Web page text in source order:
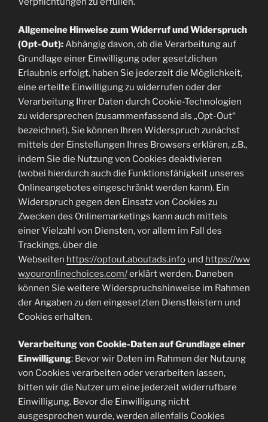
Allgemeine Hinweise zum Widerruf und Widerspruch
(Opt-Out): Abhängig davon, ob die Verarbeitung auf
Grundlage einer Einwilligung oder gesetzlichen
Erlaubnis erfolgt, haben Sie jederzeit die Möglichkeit,
eine erteilte Einwilligung zu widerrufen oder der
Verarbeitung Ihrer Daten durch Cookie-Technologien
zu widersprechen (zusammenfassend als „Opt-Out“
bezeichnet). Sie können Ihren Widerspruch zunächst
mittels der Einstellungen Ihres Browsers erklären, z.B.,
indem Sie die Nutzung von Cookies deaktivieren
(wobei hierdurch auch die Funktionsfähigkeit unseres
Onlineangebotes eingeschränkt werden kann). Ein
Widerspruch gegen den Einsatz von Cookies zu
Zwecken des Onlinemarketings kann auch mittels
einer Vielzahl von Diensten, vor allem im Fall des
Trackings, über die
Webseiten https://optout.aboutads.info und https://ww
w.youronlinechoices.com/erklärt werden. Daneben
können Sie weitere Widerspruchshinweise im Rahmen
der Angaben zu den eingesetzten Dienstleistern und
Cookies erhalten.
Verarbeitung von Cookie-Daten auf Grundlage einer
Einwilligung: Bevor wir Daten im Rahmen der Nutzung
von Cookies verarbeiten oder verarbeiten lassen,
bitten wir die Nutzer um eine jederzeit widerrufbare
Einwilligung. Bevor die Einwilligung nicht
ausgesprochen wurde, werden allenfalls Cookies